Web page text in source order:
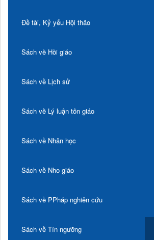
Đề tài, Kỷ yếu Hội thảo
Sách về Hồi giáo
Sách về Lịch sử
Sách về Lý luận tôn giáo
Sách về Nhân học
Sách về Nho giáo
Sách về PPháp nghiên cứu
Sách về Tín ngưỡng